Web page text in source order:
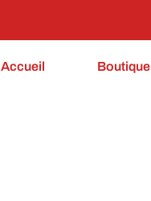
Accueil Boutique